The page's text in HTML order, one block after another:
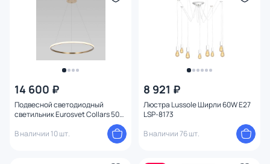
14 600 ₽
Подвесной светодиодный
светильник Eurosvet Collars 50W
LED 6500, 4200, 3300К (теплый,
белый, холодный)
В наличии 10 шт.
8 921 ₽
Люстра Lussole Ширли 60W E27
LSP-8173
В наличии 76 шт.